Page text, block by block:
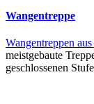
Wangentreppe
Wangentreppen
meistgebaute
geschlossenen